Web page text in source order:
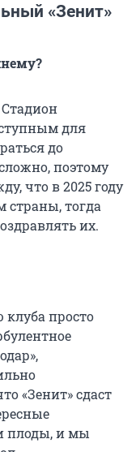
«Зенит»
для
до
поэтому
что в 2025 году
страны, тогда
их.
просто
«Зенит» сдаст
плоды, и мы